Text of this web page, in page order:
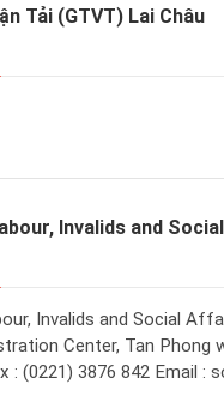
Tải (GTVT) Lai Châu
Invalids and
Invalids and Social
Center, Tan Phong
: (0221) 3876 842 Email :